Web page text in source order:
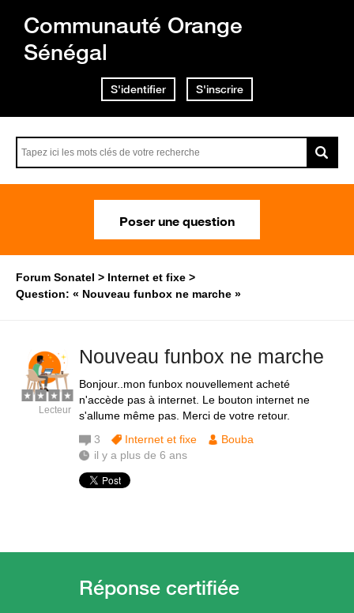
Communauté Orange
Sénégal
S'identifier S'inscrire
Poser une question
Forum Sonatel
Internet et fixe
Question: « Nouveau funbox ne marche »
Nouveau funbox ne marche
Bonjour..mon funbox nouvellement acheté
n'accède pas à internet. Le bouton internet ne
s'allume même pas. Merci de votre retour.
Lecteur
3 Internet et fixe
Bouba
il y a plus de 6 ans